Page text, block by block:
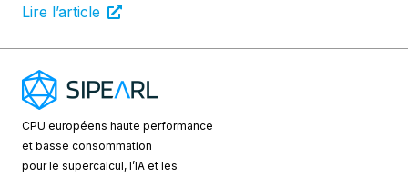
Lire l’article
CPU européens haute performance
et basse consommation
pour le supercalcul, l’IA et les